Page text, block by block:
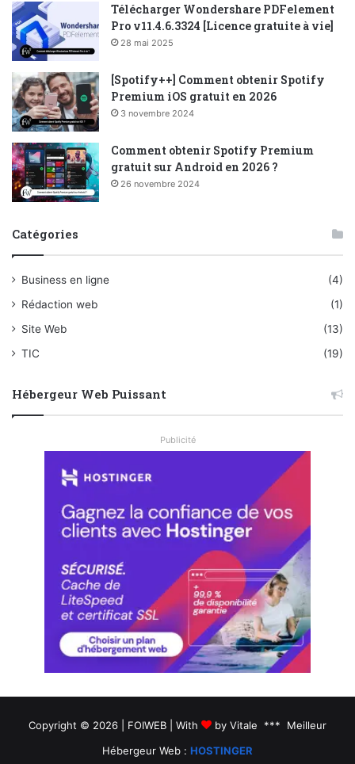
Télécharger Wondershare PDFelement
Pro v11.4.6.3324 [Licence gratuite à vie]
28 mai 2025
[Spotify++] Comment obtenir Spotify
Premium iOS gratuit en 2026
3 novembre 2024
Comment obtenir Spotify Premium
gratuit sur Android en 2026 ?
26 novembre 2024
Catégories
Business en ligne
(4)
Rédaction web
(1)
Site Web
(13)
TIC
(19)
Hébergeur Web Puissant
Publicité
Copyright © 2026 | FOIWEB | With
by Vitale *** Meilleur
Hébergeur Web : HOSTINGER